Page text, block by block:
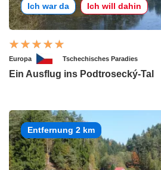
Ich war da Ich will dahin
Europa Tschechisches Paradies
Ein Ausflug ins Podtrosecký-Tal
Entfernung 2 km